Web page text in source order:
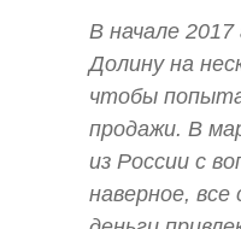
В начале
Долину на
чтобы
продажи. В
из России с
наверное,